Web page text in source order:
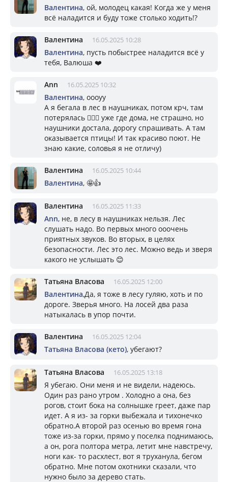
Валентина, ой, молодец какая! Когда же у меня
всё наладится и буду тоже столько ходить!?
Валентина 16.05.2025 10:28
Валентина, пусть побыстрее наладится всё у
тебя, Валюша ❤️
Ann 16.05.2025 10:32
Валентина, оооуу
А я бегала в лес в наушниках, потом крч, там
потерялась 🤦🏼‍♀️ уже где дома, не страшно, но
наушники достала, дорогу спрашивать. А там
оказывается птицы! И так красиво поют. Не
знаю какие, соловья я не отличу)
Валентина 16.05.2025 10:44
Валентина, 🤩👍
Валентина 16.05.2025 11:33
Ann, не, в лесу в наушниках нельзя. Лес
слушать надо. Во первых много ооочень
приятных звуков. Во вторых, в целях
безопасности. Лес это лес. Можно ведь и зверя
какого не услышать 😊
Татьяна Власова 16.05.2025 12:00
Валентина,Да, я тоже в лесу гуляю, хоть и по
дороге. Зверья много. На лосей два раза
натыкалась в упор почти.
Валентина 16.05.2025 12:04
Татьяна Власова (кето), убегают?
Татьяна Власова 16.05.2025 13:18
Я убегаю. Они меня и не видели, надеюсь.
Один раз рано утром . Холодно а она, без
рогов, стоит бока на солнышке греет, даже пар
идет. А я из- за горки выбежала и тихонечко
обратно.А второй раз осенью во время гона
тоже из-за горки, прямо у поселка поднимаюсь,
а он, рога полтора метра, летит мне навстречу,
ноги как- то расхлест, вот я труханула, бегом
обратно. Мне потом охотники сказали, что
нужно было за дерево стать.